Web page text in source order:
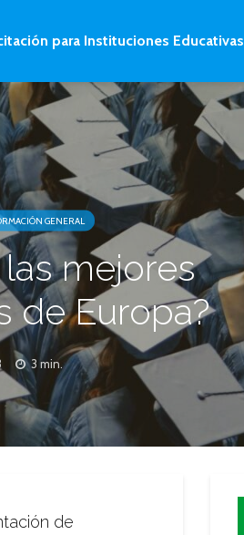
para Instituciones Educativas
GENERAL
mejores
de Europa?
3 min.
de